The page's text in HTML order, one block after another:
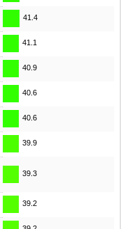
41.4
41.1
40.9
40.6
40.6
39.9
39.3
39.2